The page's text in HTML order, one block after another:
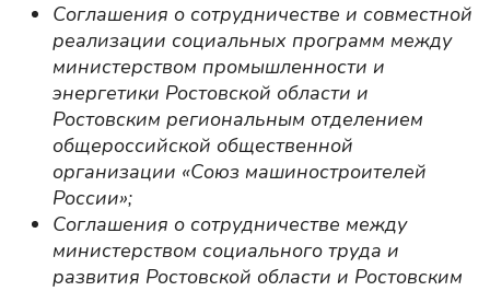
Соглашения о сотрудничестве и совместной
реализации социальных программ между
министерством промышленности и
энергетики Ростовской области и
Ростовским региональным отделением
общероссийской общественной
организации «Союз машиностроителей
России»;
Соглашения о сотрудничестве между
министерством социального труда и
развития Ростовской области и Ростовским